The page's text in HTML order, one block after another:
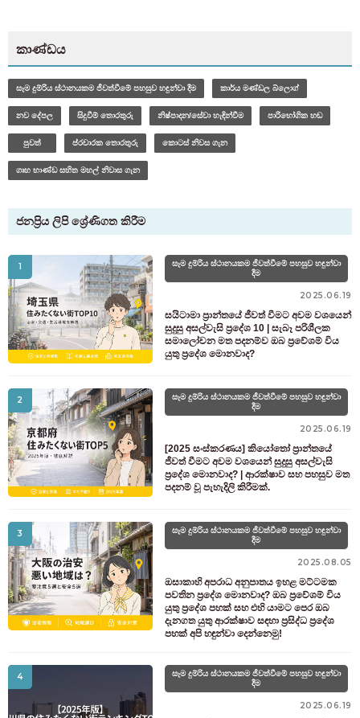
කාණ්ඩය
සෑම දුම්රිය ස්ථානයකම ජීවත්වීමේ පහසුව හඳුන්වා දීම කාර්ය මණ්ඩල බ්ලොග්
නව දේපල සිදුවීම් තොරතුරු නිෂ්පාදන/සේවා හැඳින්වීම පාරිභෝගික හඬ
පුවත් ප්රචාරක තොරතුරු කොටස් නිවස ගැන
ගෘහ භාණ්ඩ සහිත මහල් නිවාස ගැන
ජනප්‍රිය ලිපි ශ්‍රේණිගත කිරීම
1
සෑම දුම්රිය ස්ථානයකම ජීවත්වීමේ පහසුව හඳුන්වා
දීම
2025.06.19
සයිටාමා ප්‍රාන්තයේ ජීවත් වීමට අවම වශයෙන්
සුදුසු අසල්වැසි ප්‍රදේශ 10 | සැබෑ පරිශීලක
සමාලෝචන මත පදනම්ව ඔබ ප්‍රවේශම් විය
යුතු ප්‍රදේශ මොනවාද?
2
සෑම දුම්රිය ස්ථානයකම ජීවත්වීමේ පහසුව හඳුන්වා
දීම
2025.06.19
[2025 සංස්කරණය] කියෝතෝ ප්‍රාන්තයේ
ජීවත් වීමට අවම වශයෙන් සුදුසු අසල්වැසි
ප්‍රදේශ මොනවාද? | ආරක්ෂාව සහ පහසුව මත
පදනම් වූ පැහැදිලි කිරීමක්.
3
සෑම දුම්රිය ස්ථානයකම ජීවත්වීමේ පහසුව හඳුන්වා
දීම
2025.08.05
ඔසාකාහි අපරාධ අනුපාතය ඉහළ මට්ටමක
පවතින ප්‍රදේශ මොනවාද? ඔබ ප්‍රවේශම් විය
යුතු ප්‍රදේශ පහක් සහ එහි යාමට පෙර ඔබ
දැනගත යුතු ආරක්ෂාව සඳහා ප්‍රසිද්ධ ප්‍රදේශ
පහක් අපි හඳුන්වා දෙන්නෙමු!
4
සෑම දුම්රිය ස්ථානයකම ජීවත්වීමේ පහසුව හඳුන්වා
දීම
2025.06.19
03-6712-4346
වැඳී සිටින සහ පැමිණෙන පදිංචිකරුවන් සඳහා පමණි
03-6712-4344